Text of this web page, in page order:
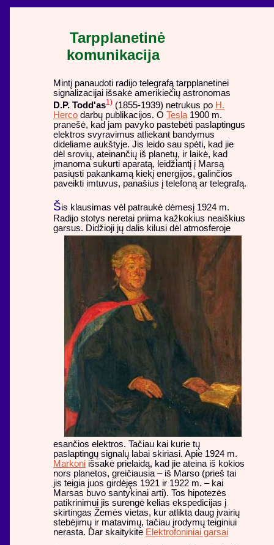
Tarpplanetinė
komunikacija
Mintį panaudoti radijo telegrafą tarpplanetinei
signalizacijai išsakė amerikiečių astronomas
D.P. Todd'as1) (1855-1939) netrukus po H.
Herco darbų publikacijos. O Tesla1900 m.
pranešė, kad jam pavyko pastebėti paslaptingus
elektros svyravimus atliekant bandymus
dideliame aukštyje. Jis leido sau spėti, kad jie
dėl srovių, ateinančių iš planetų, ir laikė, kad
įmanoma sukurti aparatą, leidžiantį į Marsą
pasiųsti pakankamą kiekį energijos, galinčios
paveikti imtuvus, panašius į telefoną ar telegrafą.
Šis klausimas vėl patraukė dėmesį 1924 m.
Radijo stotys neretai priima kažkokius neaiškius
garsus. Didžioji jų dalis kilusi dėl atmosferoje
esančios elektros. Tačiau kai kurie tų
paslaptingų signalų labai skiriasi. Apie 1924 m.
Markoni išsakė prielaidą, kad jie ateina iš kokios
nors planetos, greičiausia – iš Marso (prieš tai
jis teigia juos girdėjęs 1921 ir 1922 m. – kai
Marsas buvo santykinai arti). Tos hipotezės
patikrinimui jis surengė kelias ekspedicijas į
skirtingas Žemės vietas, kur atlikta daug įvairių
stebėjimų ir matavimų, tačiau įrodymų teiginiui
nerasta. Dar skaitykite Elektrofoniniai garsai